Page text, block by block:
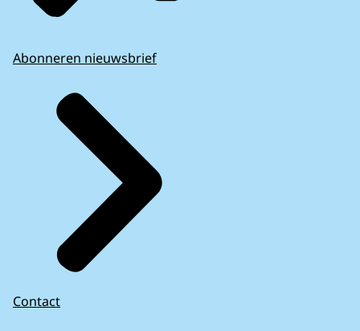
Abonneren nieuwsbrief
Contact